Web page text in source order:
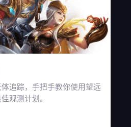
追踪，手把手教你使用望远
观测计划。